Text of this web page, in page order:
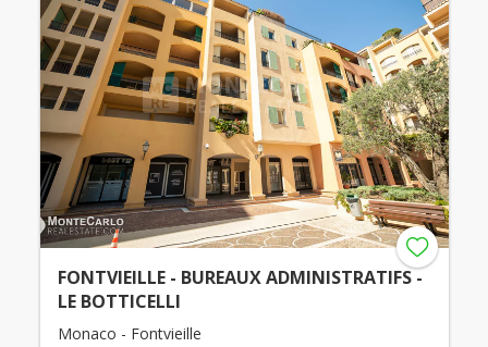
FONTVIEILLE - BUREAUX ADMINISTRATIFS -
LE BOTTICELLI
Monaco - Fontvieille